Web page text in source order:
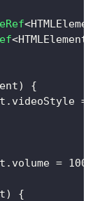
<
<HTMLElement
)
{
. videoStyle =
. volume = 100
)
{